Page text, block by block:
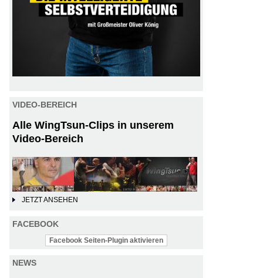
VIDEO-BEREICH
Alle WingTsun-Clips in unserem
Video-Bereich
JETZT ANSEHEN
FACEBOOK
Facebook Seiten-Plugin aktivieren
NEWS